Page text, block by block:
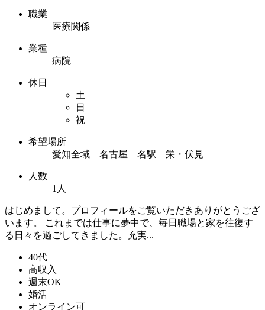
職業
医療関係
業種
病院
休日
土
日
祝
希望場所
愛知全域 名古屋 名駅 栄・伏見
人数
1人
はじめまして。プロフィールをご覧いただきありがとうござ
います。 これまでは仕事に夢中で、毎日職場と家を往復す
る日々を過ごしてきました。充実...
40代
高収入
週末OK
婚活
オンライン可